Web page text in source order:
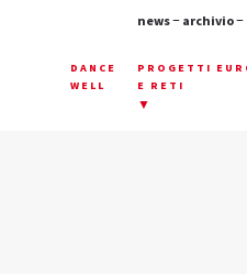
news−archivio−
DANCE
WELL
PROGETTI
E RETI
▼